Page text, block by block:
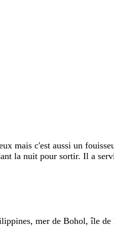
mais c'est aussi un
la nuit pour sortir. Il a
mer de Bohol, île de